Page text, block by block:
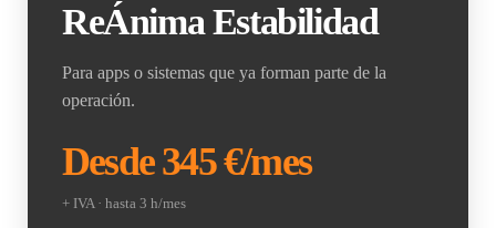
ReÁnima Estabilidad
Para apps o sistemas que ya forman parte de la
operación.
Desde 345 €/mes
+ IVA · hasta 3 h/mes